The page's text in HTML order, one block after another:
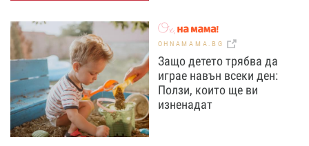
OHNAMAMA.BG
Защо детето трябва да
играе навън всеки ден:
Ползи, които ще ви
изненадат